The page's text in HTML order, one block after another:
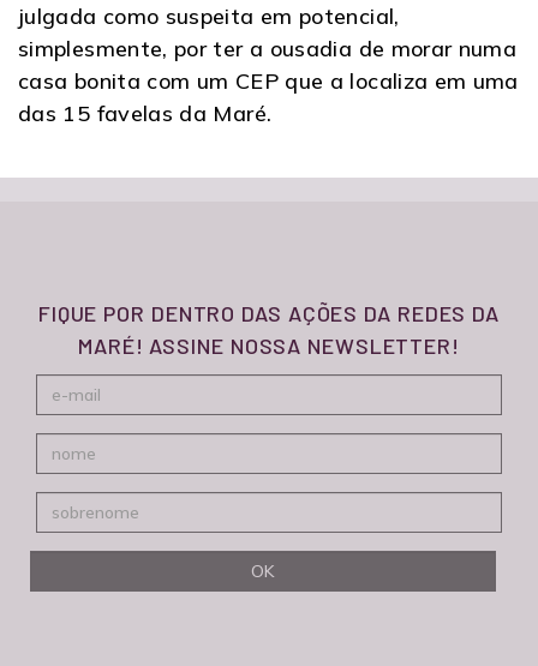
julgada como suspeita em potencial,
simplesmente, por ter a ousadia de morar numa
casa bonita com um CEP que a localiza em uma
das 15 favelas da Maré.
FIQUE POR DENTRO DAS AÇÕES DA REDES DA
MARÉ! ASSINE NOSSA NEWSLETTER!